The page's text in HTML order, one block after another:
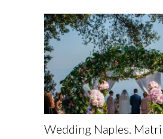
Wedding Naples.